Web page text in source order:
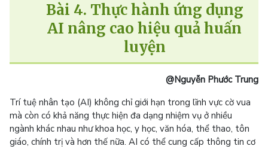
Bài 4. Thực hành ứng dụng
AI nâng cao hiệu quả huấn
luyện
@Nguyễn Phước Trung
Trí tuệ nhân tạo (AI) không chỉ giới hạn trong lĩnh vực cờ vua
mà còn có khả năng thực hiện đa dạng nhiệm vụ ở nhiều
ngành khác nhau như khoa học, y học, văn hóa, thể thao, tôn
giáo, chính trị và hơn thế nữa. AI có thể cung cấp thông tin cơ